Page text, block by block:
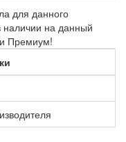
для данного
наличии на данный
Премиум!